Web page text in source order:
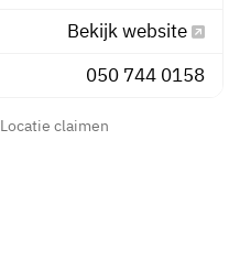
Bekijk website
050 744 0158
Locatie claimen